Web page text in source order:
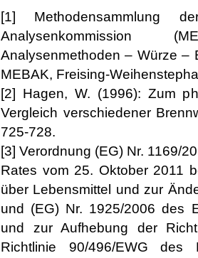
[1] Methodensammlung
Analysenkommission
Analysenmethoden – Würze –
MEBAK, Freising-
[2] Hagen, W. (1996): Zum
Vergleich verschiedener
725-728.
[3] Verordnung (EG) Nr. 1169/
Rates vom 25. Oktober 2011
über Lebensmittel und zur
und (EG) Nr. 1925/2006 des
und zur Aufhebung der
Richtlinie 90/496/EWG